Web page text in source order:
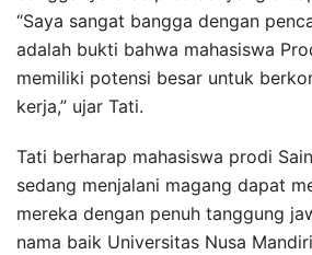
“Saya sangat bangga dengan
adalah bukti bahwa mahasiswa
memiliki potensi besar untuk
kerja,” ujar Tati.
Tati berharap mahasiswa prodi
sedang menjalani magang dapat
mereka dengan penuh tanggung
nama baik Universitas Nusa